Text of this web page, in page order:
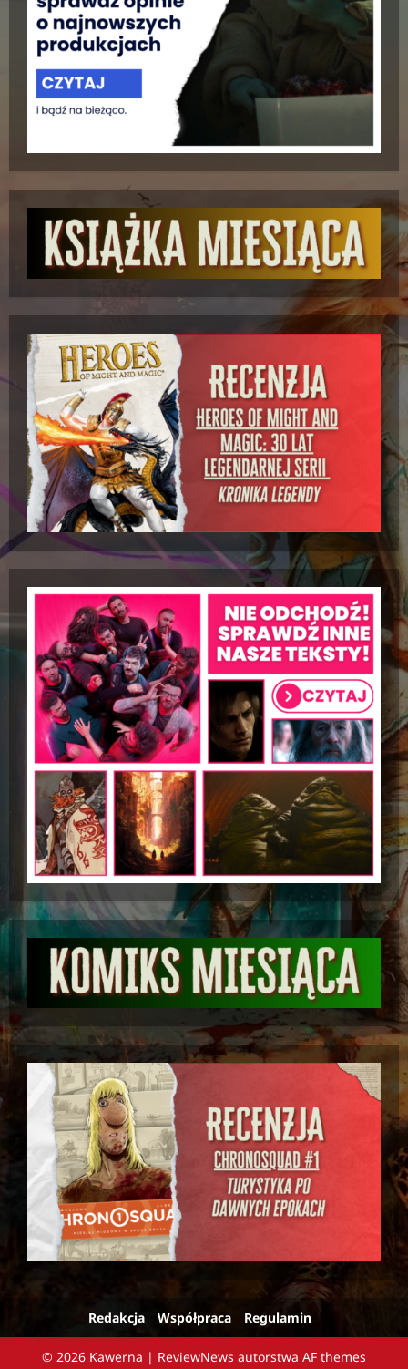
Redakcja Współpraca Regulamin
© 2026 Kawerna | ReviewNews autorstwa AF themes